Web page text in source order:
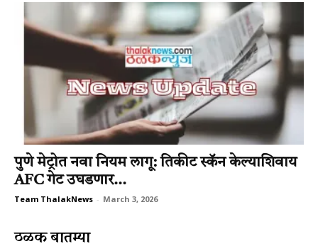
पुणे मेट्रोत नवा नियम लागू: तिकीट स्कॅन केल्याशिवाय
AFC गेट उघडणार...
Team ThalakNews - March 3, 2026
ठळक बातम्या